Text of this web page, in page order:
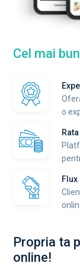
Cel mai
o
Propria ta
online!